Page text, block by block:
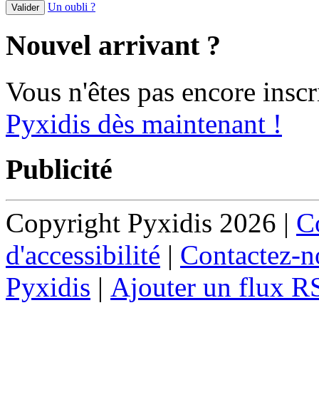
Un oubli ?
Nouvel arrivant ?
Vous n'êtes pas encore
Pyxidis dès maintenant !
Publicité
Copyright Pyxidis 2026 |
d'accessibilité | Contactez-
Pyxidis | Ajouter un flux